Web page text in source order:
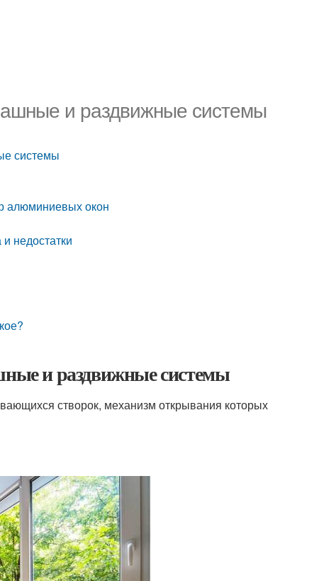
и раздвижные системы
системы
алюминиевых окон
недостатки
и раздвижные системы
створок, механизм открывания которых